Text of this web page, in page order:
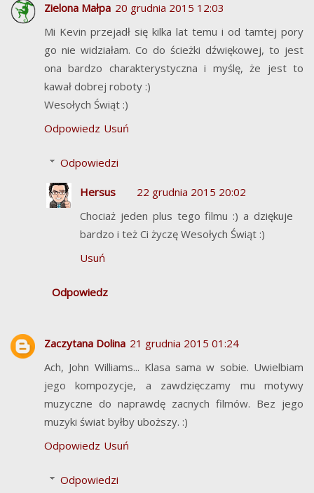
Zielona Małpa 20 grudnia 2015 12:03
Mi Kevin przejadł się kilka lat temu i od tamtej pory
go nie widziałam. Co do ścieżki dźwiękowej, to jest
ona bardzo charakterystyczna i myślę, że jest to
kawał dobrej roboty :)
Wesołych Świąt :)
Odpowiedz Usuń
Odpowiedzi
Hersus
22 grudnia 2015 20:02
Chociaż jeden plus tego filmu :) a dziękuje
bardzo i też Ci życzę Wesołych Świąt :)
Usuń
Odpowiedz
Zaczytana Dolina 21 grudnia 2015 01:24
Ach, John Williams... Klasa sama w sobie. Uwielbiam
jego kompozycje, a zawdzięczamy mu motywy
muzyczne do naprawdę zacnych filmów. Bez jego
muzyki świat byłby uboższy. :)
Odpowiedz Usuń
Odpowiedzi